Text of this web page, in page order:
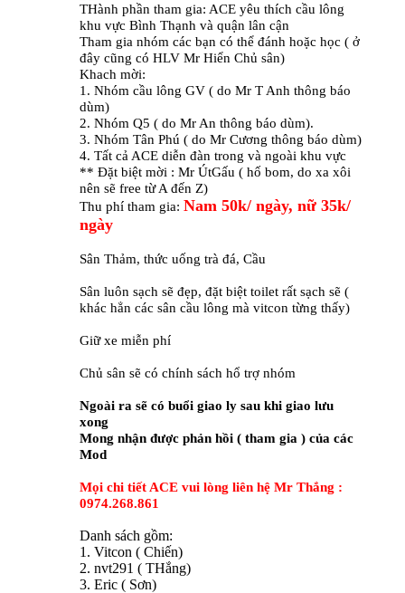
THành phần tham gia: ACE yêu thích cầu lông
khu vực Bình Thạnh và quận lân cận
Tham gia nhóm các bạn có thể đánh hoặc học ( ở
đây cũng có HLV Mr Hiển Chủ sân)
Khach mời:
1. Nhóm cầu lông GV ( do Mr T Anh thông báo
dùm)
2. Nhóm Q5 ( do Mr An thông báo dùm).
3. Nhóm Tân Phú ( do Mr Cương thông báo dùm)
4. Tất cả ACE diễn đàn trong và ngoài khu vực
** Đặt biệt mời : Mr ÚtGấu ( hố bom, do xa xôi
nên sẽ free từ A đến Z)
Thu phí tham gia: Nam 50k/ ngày, nữ 35k/
ngày
Sân Thảm, thức uống trà đá, Cầu
Sân luôn sạch sẽ đẹp, đặt biệt toilet rất sạch sẽ (
khác hẳn các sân cầu lông mà vitcon từng thấy)
Giữ xe miễn phí
Chủ sân sẽ có chính sách hổ trợ nhóm
Ngoài ra sẽ có buổi giao ly sau khi giao lưu
xong
Mong nhận được phản hồi ( tham gia ) của các
Mod
Mọi chi tiết ACE vui lòng liên hệ Mr Thắng :
0974.268.861
Danh sách gồm:
1. Vitcon ( Chiến)
2. nvt291 ( THắng)
3. Eric ( Sơn)